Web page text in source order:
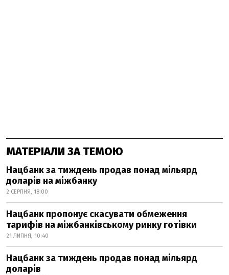
МАТЕРІАЛИ ЗА ТЕМОЮ
Нацбанк за тиждень продав понад мільярд
доларів на міжбанку
2 СЕРПНЯ, 18:00
Нацбанк пропонує скасувати обмеження
тарифів на міжбанківському ринку готівки
21 ЛИПНЯ, 10:40
Нацбанк за тиждень продав понад мільярд
доларів